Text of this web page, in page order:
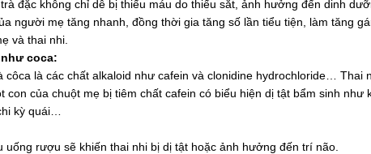
đặc không chỉ dễ bị thiếu máu do thiếu sắt, ảnh hưởng đến dinh
người mẹ tăng nhanh, đồng thời gia tăng số lần tiểu tiện, làm tăng
và thai nhi.
coca:
côca là các chất alkaloid như cafein và clonidine hydrochloride… Thai
con của chuột mẹ bị tiêm chất cafein có biểu hiện dị tật bẩm sinh như
kỳ quái…
uống rượu sẽ khiến thai nhi bị dị tật hoặc ảnh hưởng đến trí não.